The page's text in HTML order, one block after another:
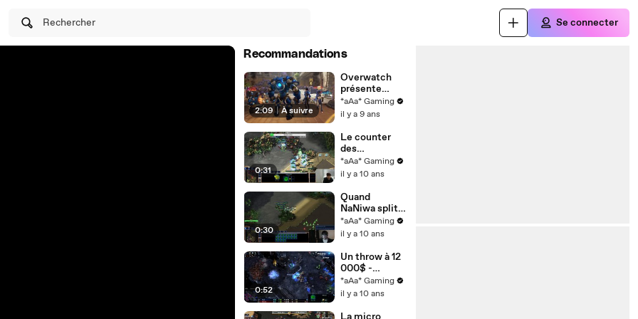
Rechercher Se connecter
Recommandations
2:09 | À suivre
Overwatch
présente
Insurrection
*aAa* Gaming
il y a 9 ans
0:31
Le counter
des
Broodlords
selon
StarCraft II
*aAa* Gaming
il y a 10 ans
0:30
Quand
NaNiwa split
ses adeptes -
StarCraft II
*aAa* Gaming
il y a 10 ans
0:52
Un throw à 12
000$ -
StarCraft II
*aAa* Gaming
il y a 10 ans